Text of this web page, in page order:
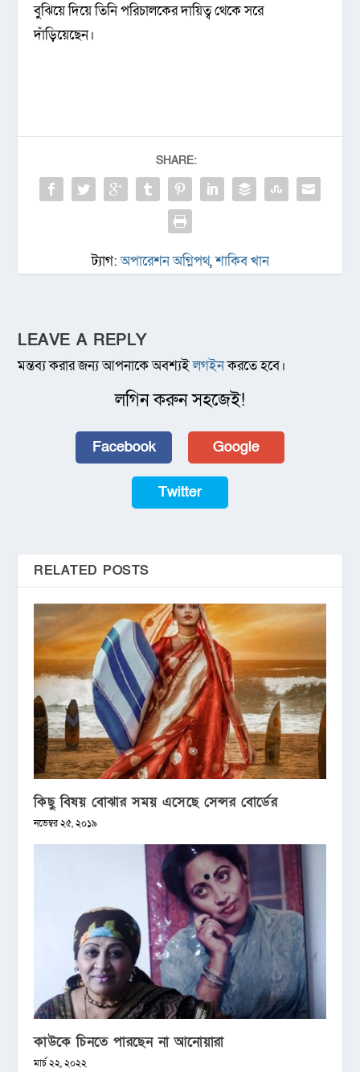
বুঝিয়ে দিয়ে তিনি পরিচালকের দায়িত্ব থেকে সরে
দাঁড়িয়েছেন।
SHARE:
ট্যাগ:অপারেশন অগ্নিপথ,শাকিব খান
LEAVE A REPLY
মন্তব্য করার জন্য আপনাকে অবশ্যইলগইনকরতে হবে।
লগিন করুন সহজেই!
Facebook Google
Twitter
RELATED POSTS
কিছু বিষয় বোঝার সময় এসেছে সেন্সর বোর্ডের
নভেম্বর ২৫, ২০১৯
কাউকে চিনতে পারছেন না আনোয়ারা
মার্চ ২২, ২০২২